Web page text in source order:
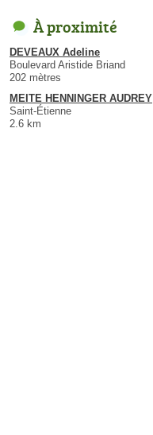
À proximité
DEVEAUX Adeline
Boulevard Aristide Briand
202 mètres
MEITE HENNINGER AUDREY
Saint-Étienne
2.6 km